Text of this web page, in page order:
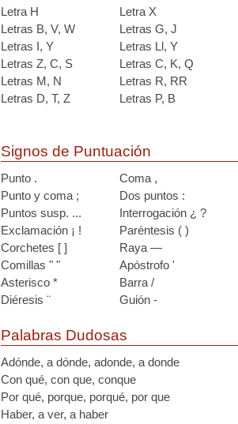
Letra H
Letra X
Letras B, V, W
Letras G, J
Letras I, Y
Letras Ll, Y
Letras Z, C, S
Letras C, K, Q
Letras M, N
Letras R, RR
Letras D, T, Z
Letras P, B
Signos de Puntuación
Punto .
Coma ,
Punto y coma ;
Dos puntos :
Puntos susp. ...
Interrogación ¿ ?
Exclamación ¡ !
Paréntesis ( )
Corchetes [ ]
Raya —
Comillas " "
Apóstrofo '
Asterisco *
Barra /
Diéresis ¨
Guión -
Palabras Dudosas
Adónde, a dónde, adonde, a donde
Con qué, con que, conque
Por qué, porque, porqué, por que
Haber, a ver, a haber